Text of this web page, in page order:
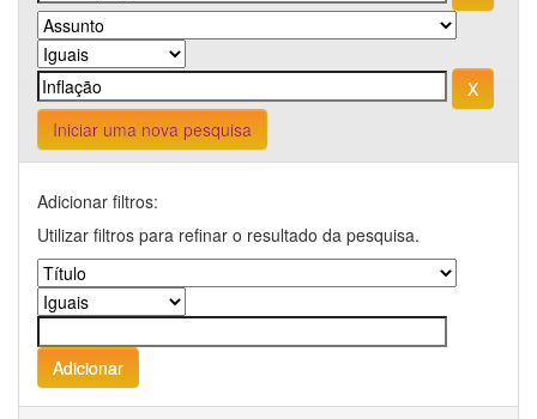
Iniciar uma nova pesquisa
Adicionar filtros:
Utilizar filtros para refinar o resultado da pesquisa.